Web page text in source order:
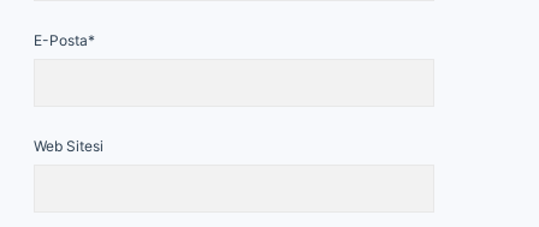
E-Posta*
Web Sitesi